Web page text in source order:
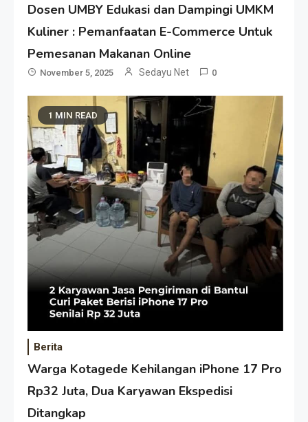
Dosen UMBY Edukasi dan Dampingi UMKM
Kuliner : Pemanfaatan E-Commerce Untuk
Pemesanan Makanan Online
November 5, 2025 Sedayu Net 0
1 MIN READ
Berita
Warga Kotagede Kehilangan iPhone 17 Pro
Rp32 Juta, Dua Karyawan Ekspedisi
Ditangkap